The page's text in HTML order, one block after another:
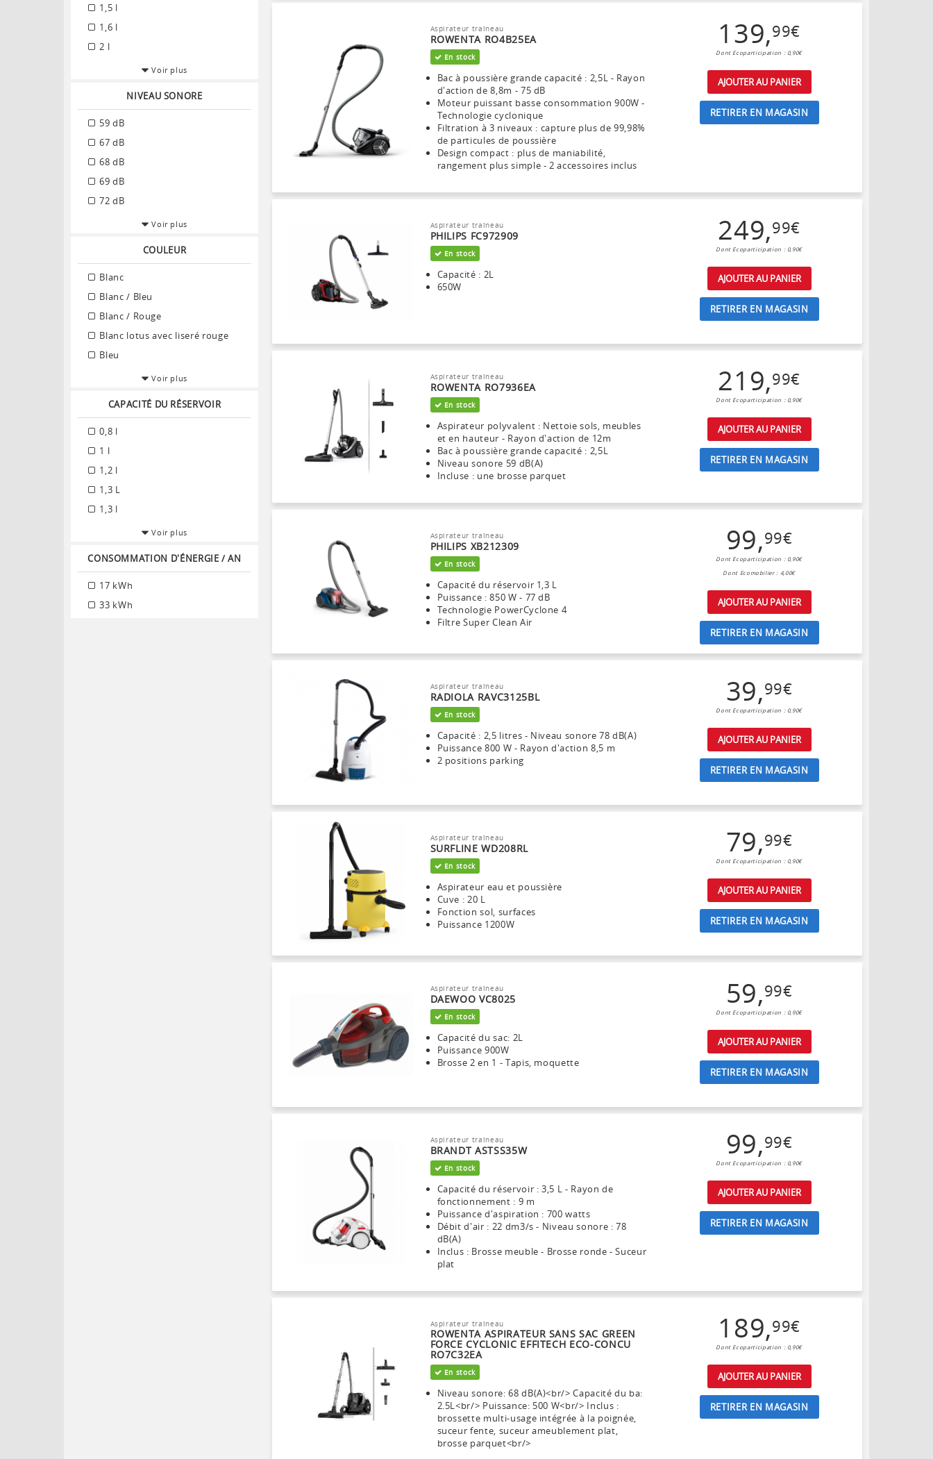
1,5 l
1,6 l
2 l
Voir plus
NIVEAU SONORE
59 dB
67 dB
68 dB
69 dB
72 dB
Voir plus
COULEUR
Blanc
Blanc / Bleu
Blanc / Rouge
Blanc lotus avec liseré rouge
Bleu
Voir plus
CAPACITÉ DU RÉSERVOIR
0,8 l
1 l
1,2 l
1,3 L
1,3 l
Voir plus
CONSOMMATION D'ÉNERGIE / AN
17 kWh
33 kWh
Aspirateur traîneau
ROWENTA RO4B25EA
En stock
Bac à poussière grande capacité : 2,5L - Rayon
d'action de 8,8m - 75 dB
Moteur puissant basse consommation 900W -
Technologie cyclonique
Filtration à 3 niveaux : capture plus de 99,98%
de particules de poussière
Design compact : plus de maniabilité,
rangement plus simple - 2 accessoires inclus
139,99€
Dont Ecoparticipation : 0,90€
AJOUTER AU PANIER
RETIRER EN MAGASIN
Aspirateur traîneau
PHILIPS FC972909
En stock
Capacité : 2L
650W
249,99€
Dont Ecoparticipation : 0,90€
AJOUTER AU PANIER
RETIRER EN MAGASIN
Aspirateur traîneau
ROWENTA RO7936EA
En stock
Aspirateur polyvalent : Nettoie sols, meubles
et en hauteur - Rayon d'action de 12m
Bac à poussière grande capacité : 2,5L
Niveau sonore 59 dB(A)
Incluse : une brosse parquet
219,99€
Dont Ecoparticipation : 0,90€
AJOUTER AU PANIER
RETIRER EN MAGASIN
Aspirateur traîneau
PHILIPS XB212309
En stock
Capacité du réservoir 1,3 L
Puissance : 850 W - 77 dB
Technologie PowerCyclone 4
Filtre Super Clean Air
99,99€
Dont Ecoparticipation : 0,90€
Dont Ecomobilier : 4,00€
AJOUTER AU PANIER
RETIRER EN MAGASIN
Aspirateur traîneau
RADIOLA RAVC3125BL
En stock
Capacité : 2,5 litres - Niveau sonore 78 dB(A)
Puissance 800 W - Rayon d'action 8,5 m
2 positions parking
39,99€
Dont Ecoparticipation : 0,90€
AJOUTER AU PANIER
RETIRER EN MAGASIN
Aspirateur traîneau
SURFLINE WD208RL
En stock
Aspirateur eau et poussière
Cuve : 20 L
Fonction sol, surfaces
Puissance 1200W
79,99€
Dont Ecoparticipation : 0,90€
AJOUTER AU PANIER
RETIRER EN MAGASIN
Aspirateur traîneau
DAEWOO VC8025
En stock
Capacité du sac: 2L
Puissance 900W
Brosse 2 en 1 - Tapis, moquette
59,99€
Dont Ecoparticipation : 0,90€
AJOUTER AU PANIER
RETIRER EN MAGASIN
Aspirateur traîneau
BRANDT ASTSS35W
En stock
Capacité du réservoir : 3,5 L - Rayon de
fonctionnement : 9 m
Puissance d'aspiration : 700 watts
Débit d'air : 22 dm3/s - Niveau sonore : 78
dB(A)
Inclus : Brosse meuble - Brosse ronde - Suceur
plat
99,99€
Dont Ecoparticipation : 0,90€
AJOUTER AU PANIER
RETIRER EN MAGASIN
Aspirateur traîneau
ROWENTA ASPIRATEUR SANS SAC GREEN
FORCE CYCLONIC EFFITECH ECO-CONCU
RO7C32EA
En stock
Niveau sonore: 68 dB(A)<br/> Capacité du ba:
2.5L<br/> Puissance: 500 W<br/> Inclus :
brossette multi-usage intégrée à la poignée,
suceur fente, suceur ameublement plat,
brosse parquet<br/>
189,99€
Dont Ecoparticipation : 0,90€
AJOUTER AU PANIER
RETIRER EN MAGASIN